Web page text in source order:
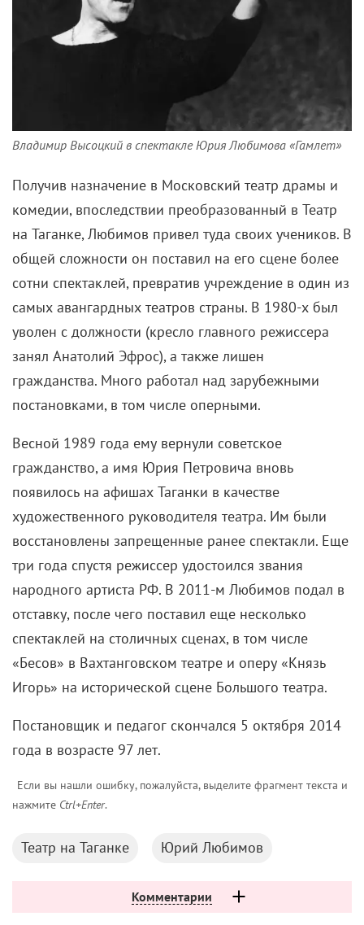
Владимир Высоцкий в спектакле Юрия Любимова «Гамлет»
Получив назначение в Московский театр драмы и
комедии, впоследствии преобразованный в Театр
на Таганке, Любимов привел туда своих учеников. В
общей сложности он поставил на его сцене более
сотни спектаклей, превратив учреждение в один из
самых авангардных театров страны. В 1980-х был
уволен с должности (кресло главного режиссера
занял Анатолий Эфрос), а также лишен
гражданства. Много работал над зарубежными
постановками, в том числе оперными.
Весной 1989 года ему вернули советское
гражданство, а имя Юрия Петровича вновь
появилось на афишах Таганки в качестве
художественного руководителя театра. Им были
восстановлены запрещенные ранее спектакли. Еще
три года спустя режиссер удостоился звания
народного артиста РФ. В 2011-м Любимов подал в
отставку, после чего поставил еще несколько
спектаклей на столичных сценах, в том числе
«Бесов» в Вахтанговском театре и оперу «Князь
Игорь» на исторической сцене Большого театра.
Постановщик и педагог скончался 5 октября 2014
года в возрасте 97 лет.
Если вы нашли ошибку, пожалуйста, выделите фрагмент текста и
нажмите Ctrl+Enter.
Театр на Таганке Юрий Любимов
Комментарии